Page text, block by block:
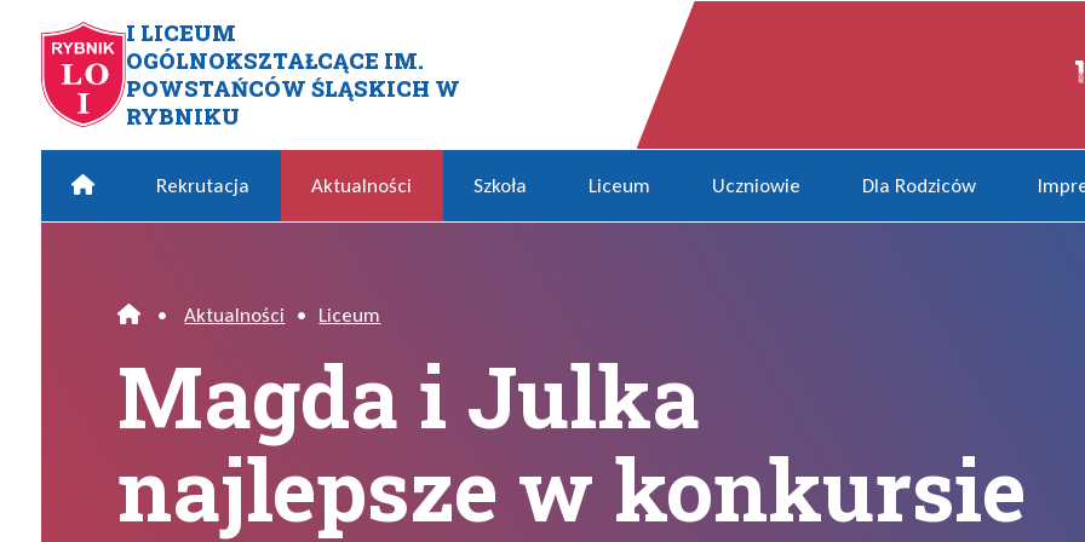
Przejdź do menu głównego
Przejdź do menu dodatkowego
Przejdź do treści
Mapa serwisu
I LICEUM
OGÓLNOKSZTAŁCĄCE IM.
POWSTAŃCÓW ŚLĄSKICH W
RYBNIKU
Magda i Julka najlepsze w konkursie recytatorskim
Home Rekrutacja Aktualności Szkoła Liceum Uczniowie Dla Rodziców
Home
• Aktualności • Liceum
Magda i Julka
najlepsze w konkursie